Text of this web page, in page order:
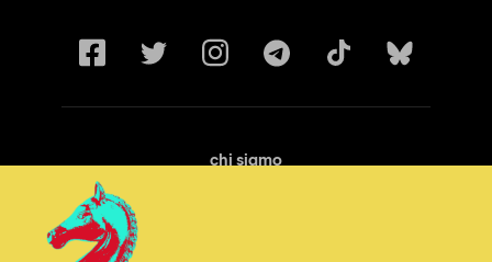
chi siamo